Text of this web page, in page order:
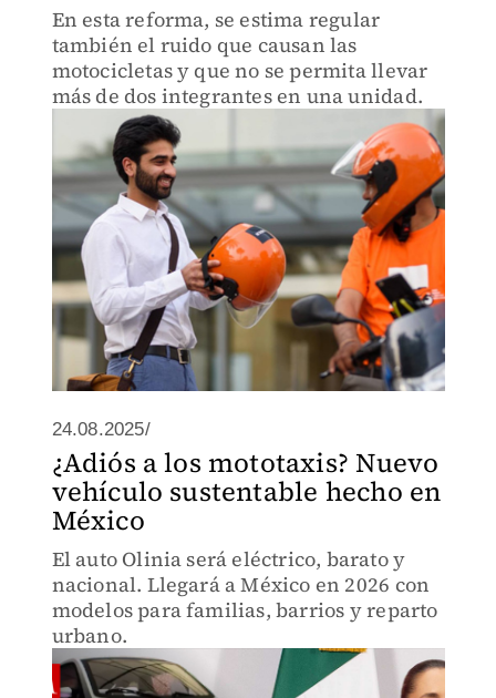
En esta reforma, se estima regular
también el ruido que causan las
motocicletas y que no se permita llevar
más de dos integrantes en una unidad.
24.08.2025/
¿Adiós a los mototaxis? Nuevo
vehículo sustentable hecho en
México
El auto Olinia será eléctrico, barato y
nacional. Llegará a México en 2026 con
modelos para familias, barrios y reparto
urbano.